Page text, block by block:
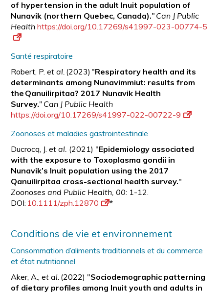
of hypertension in the adult Inuit population of
Nunavik (northern Quebec, Canada)." Can J Public
Health https://doi.org/10.17269/s41997-023-00774-5
Santé respiratoire
Robert, P.et al. (2023) "Respiratory health and its
determinants among Nunavimmiut: results from
the Qanuilirpitaa? 2017 Nunavik Health
Survey." Can J Public Health
https://doi.org/10.17269/s41997-022-00722-9
Zoonoses et maladies gastrointestinale
Ducrocq, J.et al. (2021) "Epidemiology associated
with the exposure to Toxoplasma gondii in
Nunavik’s Inuit population using the 2017
Qanuilirpitaa cross-sectional health survey."
Zoonoses and Public Health, 00: 1-12.
DOI: 10.1111/zph.12870 *
Conditions de vie et environnement
Consommation d’aliments traditionnels et du commerce
et état nutritionnel
Aker, A.,et al. (2022) "Sociodemographic patterning
of dietary profiles among Inuit youth and adults in